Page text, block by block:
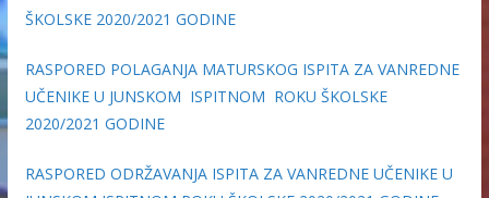
ŠKOLSKE 2020/2021 GODINE
RASPORED POLAGANJA MATURSKOG ISPITA ZA VANREDNE
UČENIKE U JUNSKOM ISPITNOM ROKU ŠKOLSKE
2020/2021 GODINE
RASPORED ODRŽAVANJA ISPITA ZA VANREDNE UČENIKE U